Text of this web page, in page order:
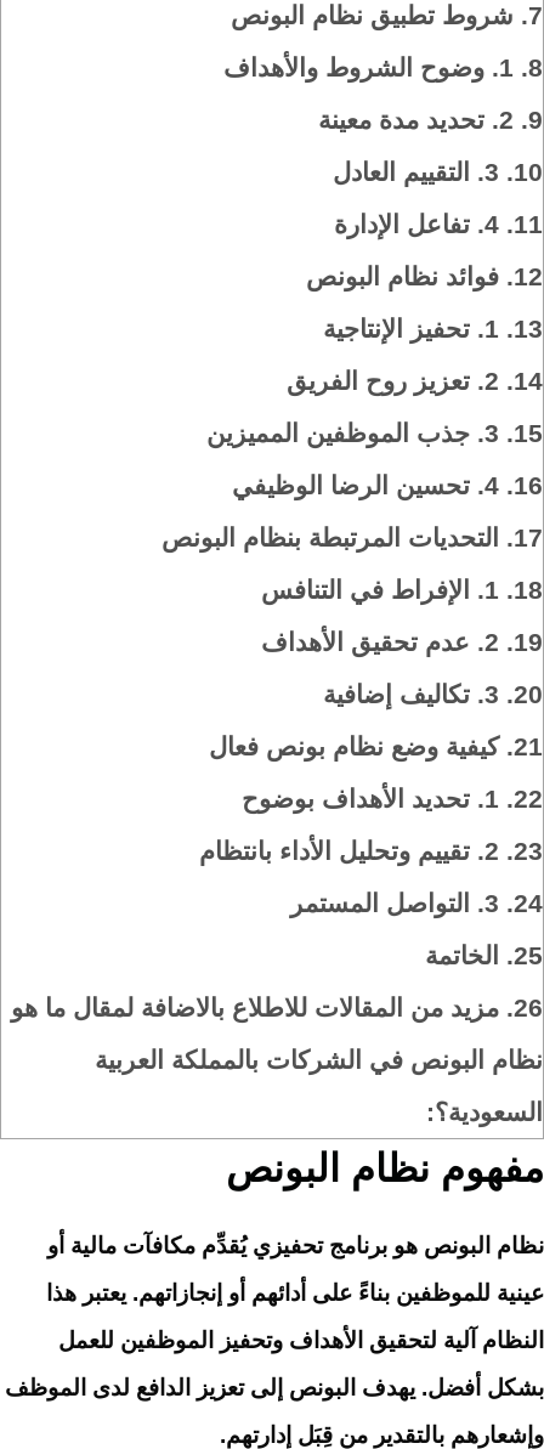
7.
شروط تطبيق نظام البونص
8. 1. وضوح الشروط والأهداف
9. 2. تحديد مدة معينة
10.
3. التقييم العادل
11. 4. تفاعل الإدارة
12. فوائد نظام البونص
13.
1. تحفيز الإنتاجية
14.
2. تعزيز روح الفريق
15.
3. جذب الموظفين المميزين
16. 4. تحسين الرضا الوظيفي
17.
التحديات المرتبطة بنظام البونص
18.
1. الإفراط في التنافس
19.
2. عدم تحقيق الأهداف
20. 3. تكاليف إضافية
21. كيفية وضع نظام بونص فعال
22. 1. تحديد الأهداف بوضوح
23. 2. تقييم وتحليل الأداء بانتظام
24. 3. التواصل المستمر
25.
الخاتمة
26. مزيد من المقالات للاطلاع بالاضافة لمقال ما هو
نظام البونص في الشركات بالمملكة العربية
السعودية؟:
مفهوم نظام البونص
نظام البونص هو برنامج تحفيزي يُقدِّم مكافآت مالية أو
عينية للموظفين بناءً على أدائهم أو إنجازاتهم. يعتبر هذا
النظام آلية لتحقيق الأهداف وتحفيز الموظفين للعمل
بشكل أفضل. يهدف البونص إلى تعزيز الدافع لدى الموظف
وإشعارهم بالتقدير من قِبَل إدارتهم.